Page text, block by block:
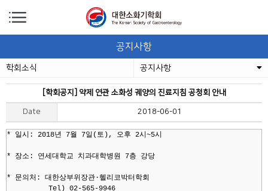
공지사항
학회소식 공지사항
[학회공지] 약제 연관 소화성 궤양의 진료지침 공청회 안내
Date 2018-06-01
* 일시: 2018년 7월 7일(토), 오후 2시~5시
* 장소: 연세대학교 치과대학병원 7층 강당
* 문의처: 대한상부위장관·헬리코박터학회